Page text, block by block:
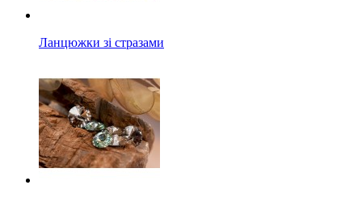
Ланцюжки зі стразами